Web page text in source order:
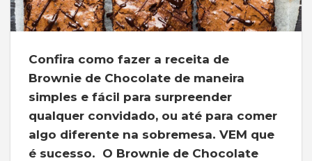
Confira como fazer a receita de
Brownie de Chocolate de maneira
simples e fácil para surpreender
qualquer convidado, ou até para comer
algo diferente na sobremesa. VEM que
é sucesso. O Brownie de Chocolate